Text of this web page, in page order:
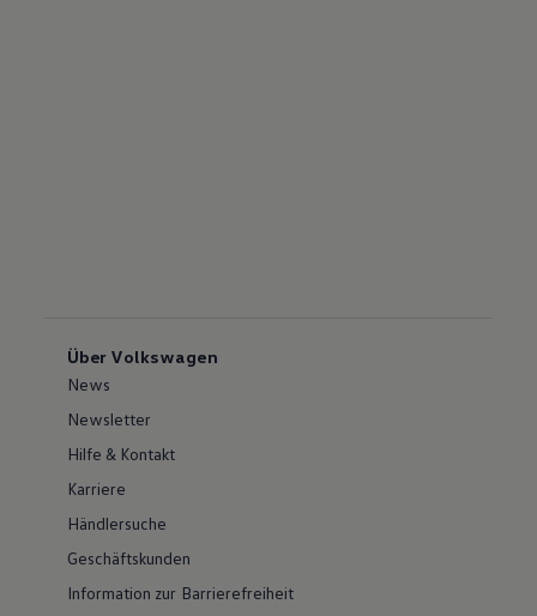
Über Volkswagen
News
Newsletter
Hilfe & Kontakt
Karriere
Händlersuche
Geschäftskunden
Information zur Barrierefreiheit